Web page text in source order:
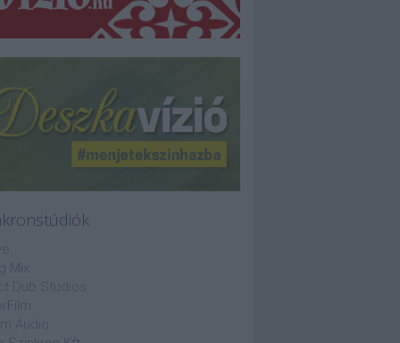
Mix
Dub Studios
Audio